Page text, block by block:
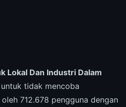
Lokal Dan Industri Dalam
tidak mencoba
712.678 pengguna dengan